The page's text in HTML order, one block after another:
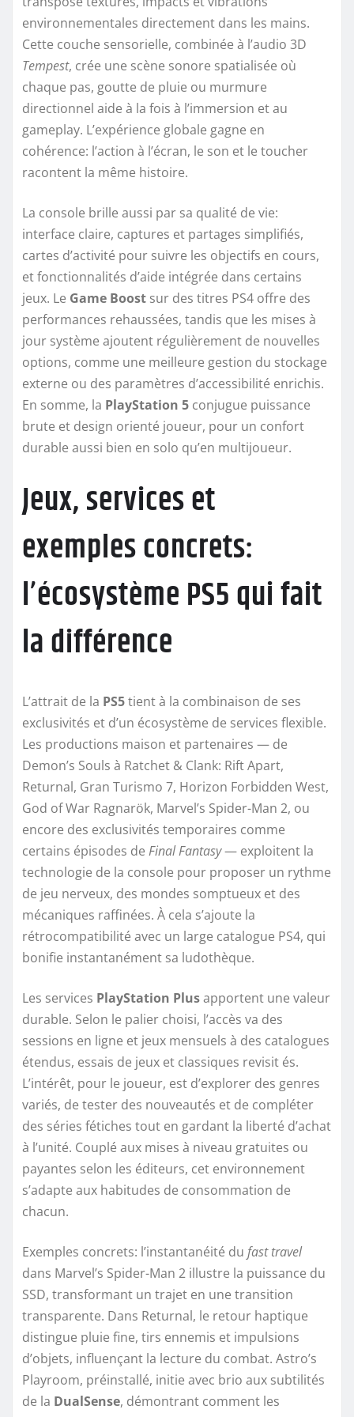
environnementales directement dans les mains.
Cette couche sensorielle, combinée à l’audio 3D
Tempest, crée une scène sonore spatialisée où
chaque pas, goutte de pluie ou murmure
directionnel aide à la fois à l’immersion et au
gameplay. L’expérience globale gagne en
cohérence: l’action à l’écran, le son et le toucher
racontent la même histoire.
La console brille aussi par sa qualité de vie:
interface claire, captures et partages simplifiés,
cartes d’activité pour suivre les objectifs en cours,
et fonctionnalités d’aide intégrée dans certains
jeux. Le Game Boost sur des titres PS4 offre des
performances rehaussées, tandis que les mises à
jour système ajoutent régulièrement de nouvelles
options, comme une meilleure gestion du stockage
externe ou des paramètres d’accessibilité enrichis.
En somme, la PlayStation 5 conjugue puissance
brute et design orienté joueur, pour un confort
durable aussi bien en solo qu’en multijoueur.
Jeux, services et
exemples concrets:
l’écosystème PS5 qui fait
la différence
L’attrait de la PS5tient à la combinaison de ses
exclusivités et d’un écosystème de services flexible.
Les productions maison et partenaires — de
Demon’s Souls à Ratchet & Clank: Rift Apart,
Returnal, Gran Turismo 7, Horizon Forbidden West,
God of War Ragnarök, Marvel’s Spider-Man 2, ou
encore des exclusivités temporaires comme
certains épisodes de Final Fantasy— exploitent la
technologie de la console pour proposer un rythme
de jeu nerveux, des mondes somptueux et des
mécaniques raffinées. À cela s’ajoute la
rétrocompatibilité avec un large catalogue PS4, qui
bonifie instantanément sa ludothèque.
Les services PlayStation Plusapportent une valeur
durable. Selon le palier choisi, l’accès va des
sessions en ligne et jeux mensuels à des catalogues
étendus, essais de jeux et classiques revisit és.
L’intérêt, pour le joueur, est d’explorer des genres
variés, de tester des nouveautés et de compléter
des séries fétiches tout en gardant la liberté d’achat
à l’unité. Couplé aux mises à niveau gratuites ou
payantes selon les éditeurs, cet environnement
s’adapte aux habitudes de consommation de
chacun.
Exemples concrets: l’instantanéité du fast travel
dans Marvel’s Spider-Man 2 illustre la puissance du
SSD, transformant un trajet en une transition
transparente. Dans Returnal, le retour haptique
distingue pluie fine, tirs ennemis et impulsions
d’objets, influençant la lecture du combat. Astro’s
Playroom, préinstallé, initie avec brio aux subtilités
de la DualSense, démontrant comment les